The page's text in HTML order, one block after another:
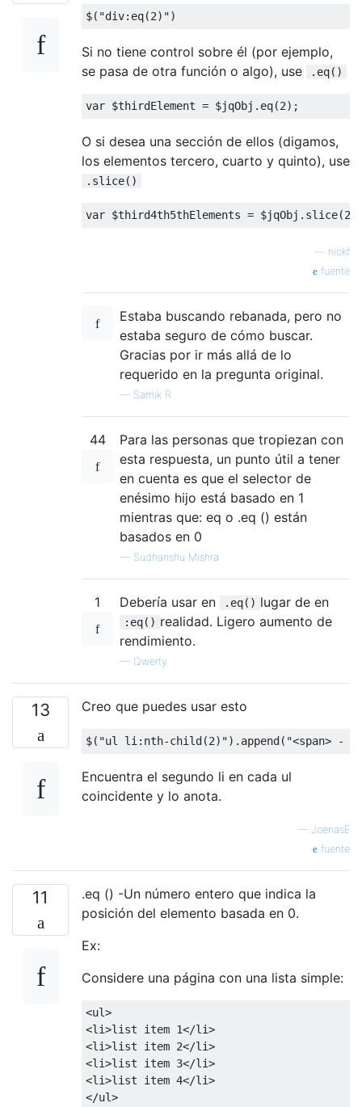
$( "div:eq(2)")
Si no tiene control sobre él (por ejemplo,
se pasa de otra función o algo), use
.eq()
var $thirdElement = $jqObj . eq(2);
O si desea una sección de ellos (digamos,
los elementos tercero, cuarto y quinto), use
.slice()
var $third4th5thElements = $jqObj . slice(2
nickf
fuente
Estaba buscando rebanada, pero no
estaba seguro de cómo buscar.
Gracias por ir más allá de lo
requerido en la pregunta original.
— Samik R
44
Para las personas que tropiezan con
esta respuesta, un punto útil a tener
en cuenta es que el selector de
enésimo hijo está basado en 1
mientras que: eq o .eq () están
basados ​​en 0
— Sudhanshu Mishra
1 Debería usar en .eq() lugar de en
:eq() realidad. Ligero aumento de
rendimiento.
— Qwerty
13 Creo que puedes usar esto
$( "ul li:nth-child(2)"). append( "<span> -
Encuentra el segundo li en cada ul
coincidente y lo anota.
— JoenasE
fuente
11
.eq () -Un número entero que indica la
posición del elemento basada en 0.
Ex:
Considere una página con una lista simple:
<ul>
<li>list item 1</li>
<li>list item 2</li>
<li>list item 3</li>
<li>list item 4</li>
</ul>